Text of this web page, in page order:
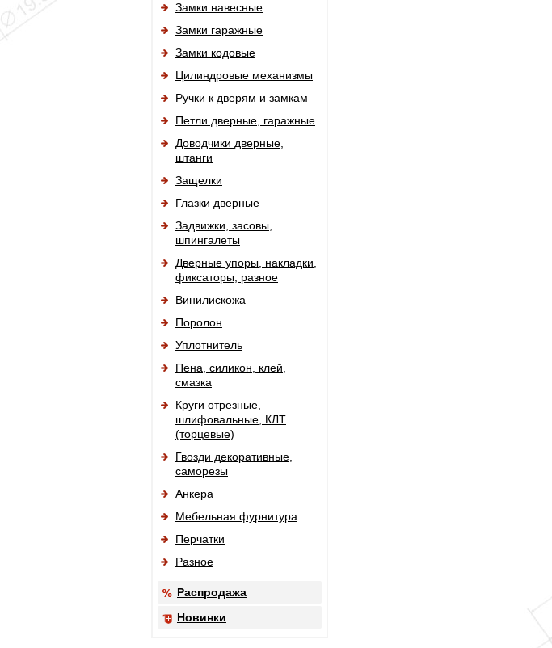
Замки навесные
Замки гаражные
Замки кодовые
Цилиндровые механизмы
Ручки к дверям и замкам
Петли дверные, гаражные
Доводчики дверные,
штанги
Защелки
Глазки дверные
Задвижки, засовы,
шпингалеты
Дверные упоры, накладки,
фиксаторы, разное
Винилискожа
Поролон
Уплотнитель
Пена, силикон, клей,
смазка
Круги отрезные,
шлифовальные, КЛТ
(торцевые)
Гвозди декоративные,
саморезы
Анкера
Мебельная фурнитура
Перчатки
Разное
Распродажа
Новинки